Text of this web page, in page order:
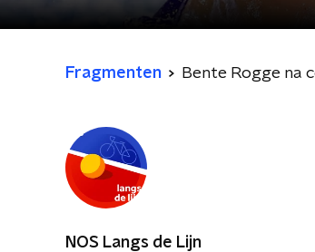
Fragmenten Bente Rogge na
NOS Langs de Lijn